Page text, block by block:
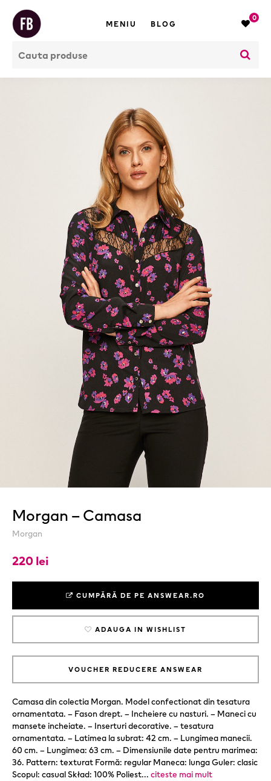
MENIU BLOG
0
Morgan – Camasa
Morgan
220 lei
CUMPĂRĂ DE PE ANSWEAR.RO
ADAUGA IN WISHLIST
VOUCHER REDUCERE ANSWEAR
Camasa din colectia Morgan. Model confectionat din tesatura
ornamentata. – Fason drept. – Incheiere cu nasturi. – Maneci cu
mansete incheiate. – Inserturi decorative. – tesatura
ornamentata. – Latimea la subrat: 42 cm. – Lungimea manecii.
60 cm. – Lungimea: 63 cm. – Dimensiunile date pentru marimea:
36. Pattern: texturat Formă: regular Maneca: lunga Guler: clasic
Scopul: casual Skład: 100% Poliest... citeste mai mult